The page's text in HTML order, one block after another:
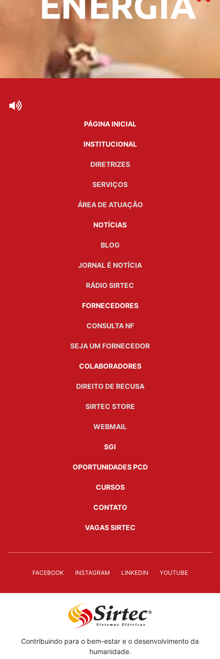
PÁGINA INICIAL
INSTITUCIONAL
DIRETRIZES
SERVIÇOS
ÁREA DE ATUAÇÃO
NOTÍCIAS
BLOG
JORNAL É NOTÍCIA
RÁDIO SIRTEC
FORNECEDORES
CONSULTA NF
SEJA UM FORNECEDOR
COLABORADORES
DIREITO DE RECUSA
SIRTEC STORE
WEBMAIL
SGI
OPORTUNIDADES PCD
CURSOS
CONTATO
VAGAS SIRTEC
FACEBOOK INSTAGRAM LINKEDIN YOUTUBE
Contribuindo para o bem-estar e o desenvolvimento da
humanidade.